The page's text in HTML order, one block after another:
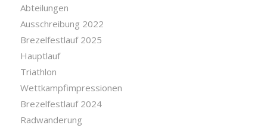
Abteilungen
Ausschreibung 2022
Brezelfestlauf 2025
Hauptlauf
Triathlon
Wettkampfimpressionen
Brezelfestlauf 2024
Radwanderung